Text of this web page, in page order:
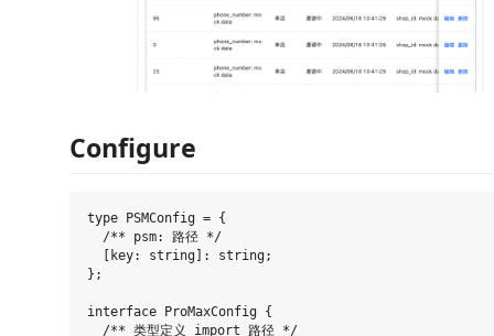
Configure
type PSMConfig = {
  /** psm: 路径 */
  [key: string]: string;
};
interface ProMaxConfig {
  /** 类型定义 import 路径 */